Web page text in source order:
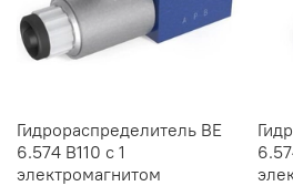
Гидрораспределитель ВЕ
6.574 В110 с 1
электромагнитом